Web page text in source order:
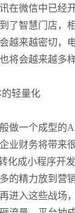
在微信中已经
了智慧门店，
越来越密切，
将会越来越多样
轻量化
做一个成型的
业财务将带来
化成小程序开
的精力放到营
进入这些战场